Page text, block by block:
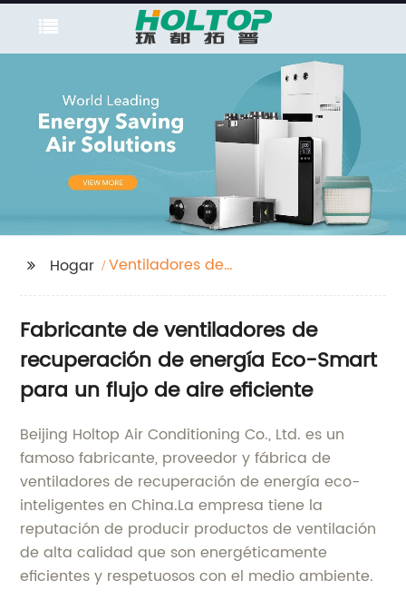
Hogar
Ventiladores de
inteligentes
Fabricante de ventiladores de
recuperación de energía Eco-Smart
para un flujo de aire eficiente
Beijing Holtop Air Conditioning Co., Ltd. es un
famoso fabricante, proveedor y fábrica de
ventiladores de recuperación de energía eco-
inteligentes en China.La empresa tiene la
reputación de producir productos de ventilación
de alta calidad que son energéticamente
eficientes y respetuosos con el medio ambiente.